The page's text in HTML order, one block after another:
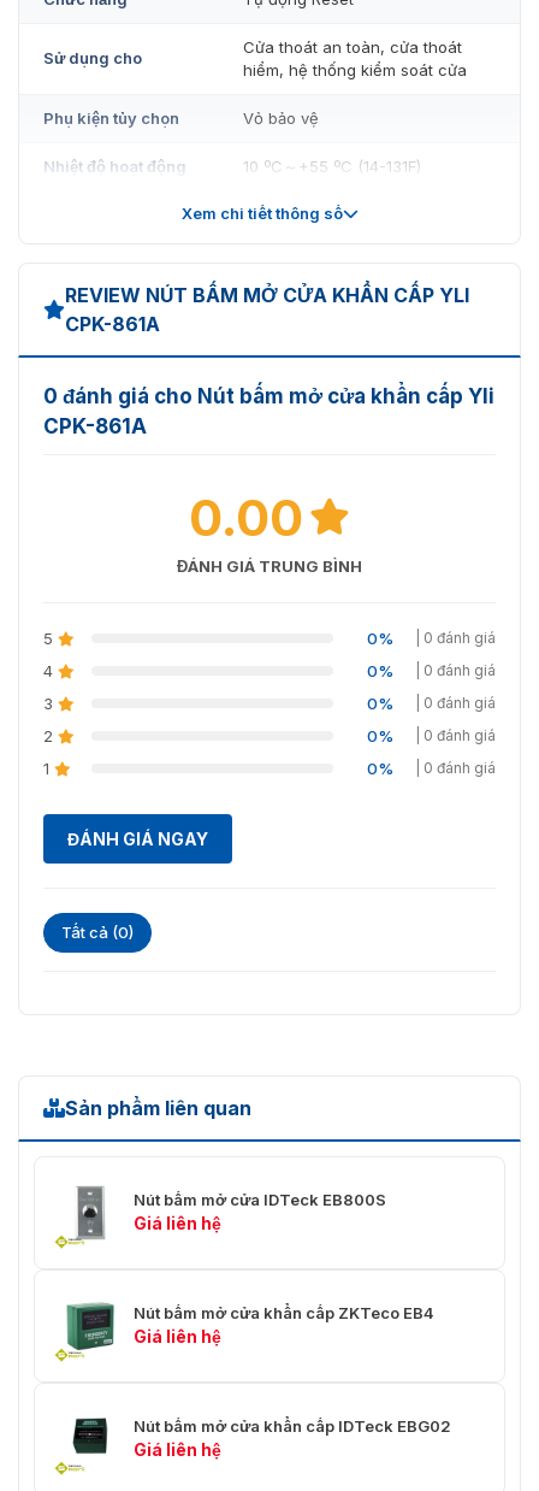
ngũ tư vấn viên hỗ trợ bạn những giải pháp hữu ích, tư
Sử dụng cho
Cửa thoát an toàn, cửa thoát
hiểm, hệ thống kiểm soát cửa
Phụ kiện tủy chọn Vỏ bảo vệ
Nhiệt độ hoạt động 10 ºC～+55 ºC (14-131F)
0-95% (độ ẩm tương đối)
Kích thước
(L)x(W)x(H)
0.2 kg
Xem chi tiết thông số
REVIEW NÚT BẤM MỞ CỬA KHẨN CẤP YLI
CPK-861A
0 đánh giá cho Nút bấm mở cửa khẩn cấp Yli
CPK-861A
0.00
ĐÁNH GIÁ TRUNG BÌNH
5 0% | 0 đánh giá
4 0% | 0 đánh giá
3 0% | 0 đánh giá
2 0% | 0 đánh giá
1 0% | 0 đánh giá
ĐÁNH GIÁ NGAY
Tất cả (0)
Sản phẩm liên quan
Nút bấm mở cửa IDTeck EB800S
Giá liên hệ
Nút bấm mở cửa khẩn cấp ZKTeco EB4
Giá liên hệ
Nút bấm mở cửa khẩn cấp IDTeck EBG02
Giá liên hệ